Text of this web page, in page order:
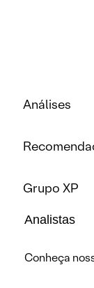
Análises
Grupo XP
Analistas
Conheça